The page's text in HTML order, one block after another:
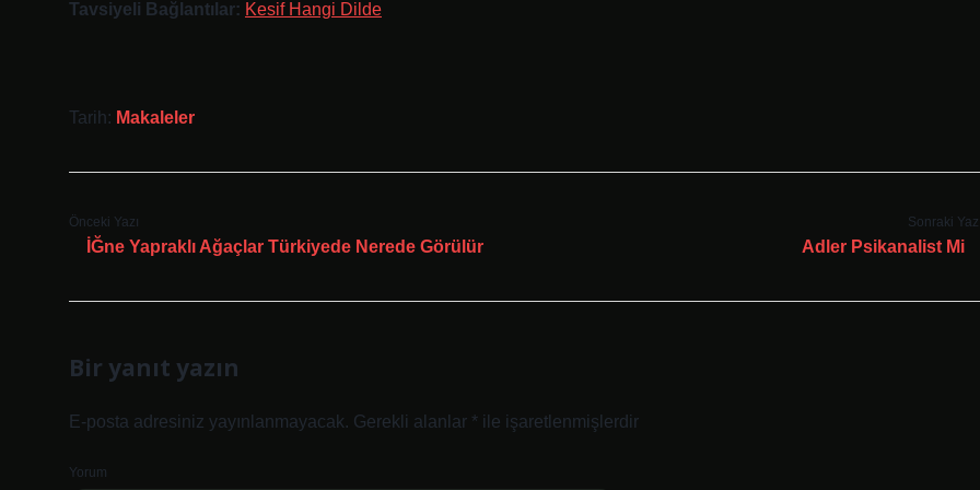
Tavsiyeli Bağlantılar: Kesif Hangi Dilde
Tarih: Makaleler
Önceki Yazı
İĞne Yapraklı Ağaçlar Türkiyede Nerede Görülür
Sonraki
Adler Psikanalist Mi
Bir yanıt yazın
E-posta adresiniz yayınlanmayacak. Gerekli alanlar * ile işaretlenmişlerdir
Yorum